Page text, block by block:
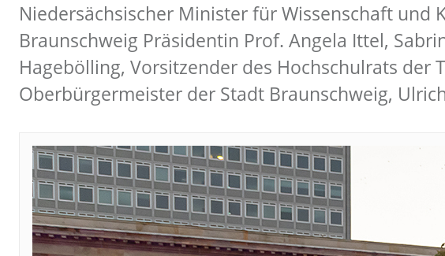
Niedersächsischer Minister für Wissenschaft und
Braunschweig Präsidentin Prof. Angela Ittel,
Hagebölling, Vorsitzender des Hochschulrats der
Oberbürgermeister der Stadt Braunschweig,